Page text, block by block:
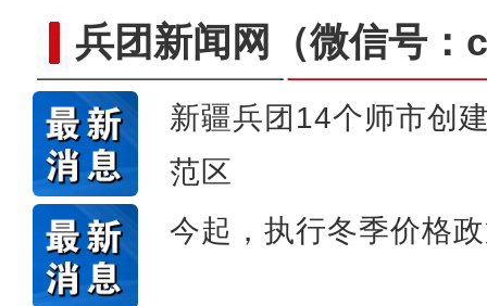
兵团新闻网 （微信号
新疆兵团14个师市创
范区
今起，执行冬季价格
庆祝兵团成立70周年主题宣